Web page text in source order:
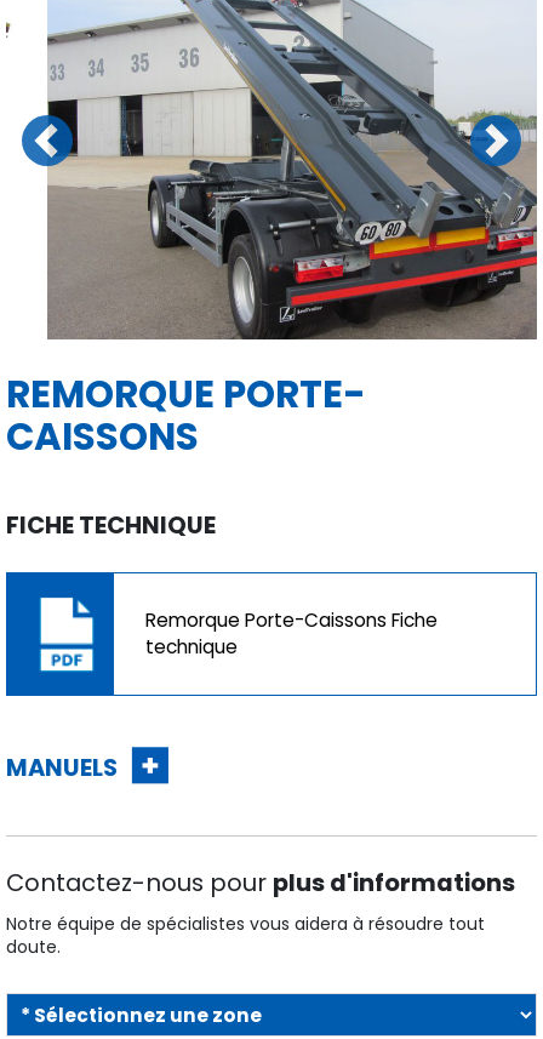
Previous Next
REMORQUE PORTE-
CAISSONS
FICHE TECHNIQUE
Remorque Porte-Caissons Fiche
technique
MANUELS
Contactez-nous pour plus d'informations
Notre équipe de spécialistes vous aidera à résoudre tout
doute.